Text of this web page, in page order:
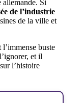
allemande. Si
de l’industrie
de la ville et
buste
et il
l’histoire